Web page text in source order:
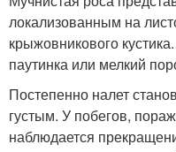
локализованным на
крыжовникового
паутинка или мелкий
Постепенно налет
густым. У побегов,
наблюдается